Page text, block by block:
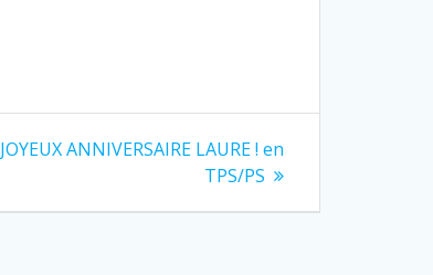
JOYEUX ANNIVERSAIRE LAURE ! en
TPS/PS